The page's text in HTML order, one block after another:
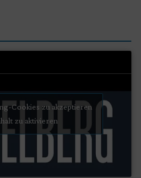
Cookies zu akzeptieren
zu aktivieren